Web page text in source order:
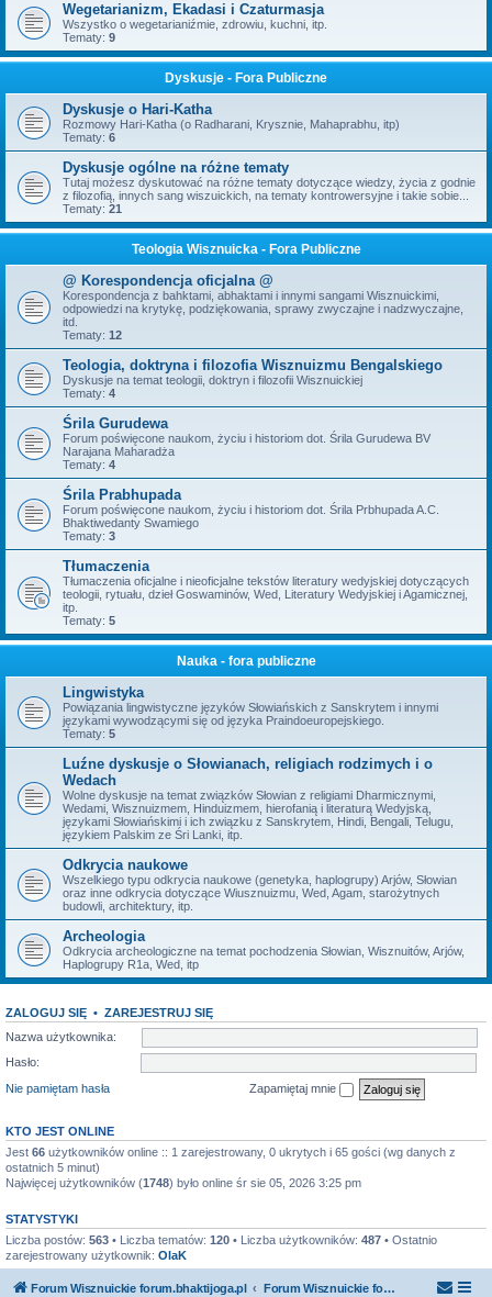
Wegetarianizm, Ekadasi i Czaturmasja
Wszystko o wegetarianiźmie, zdrowiu, kuchni, itp.
Tematy: 9
Dyskusje - Fora Publiczne
Dyskusje o Hari-Katha
Rozmowy Hari-Katha (o Radharani, Krysznie, Mahaprabhu, itp)
Tematy: 6
Dyskusje ogólne na różne tematy
Tutaj możesz dyskutować na różne tematy dotyczące wiedzy, życia z godnie
z filozofią, innych sang wiszuickich, na tematy kontrowersyjne i takie sobie...
Tematy: 21
Teologia Wisznuicka - Fora Publiczne
@ Korespondencja oficjalna @
Korespondencja z bahktami, abhaktami i innymi sangami Wisznuickimi,
odpowiedzi na krytykę, podziękowania, sprawy zwyczajne i nadzwyczajne,
itd.
Tematy: 12
Teologia, doktryna i filozofia Wisznuizmu Bengalskiego
Dyskusje na temat teologii, doktryn i filozofii Wisznuickiej
Tematy: 4
Śrila Gurudewa
Forum poświęcone naukom, życiu i historiom dot. Śrila Gurudewa BV
Narajana Maharadża
Tematy: 4
Śrila Prabhupada
Forum poświęcone naukom, życiu i historiom dot. Śrila Prbhupada A.C.
Bhaktiwedanty Swamiego
Tematy: 3
Tłumaczenia
Tłumaczenia oficjalne i nieoficjalne tekstów literatury wedyjskiej dotyczących
teologii, rytuału, dzieł Goswaminów, Wed, Literatury Wedyjskiej i Agamicznej,
itp.
Tematy: 5
Nauka - fora publiczne
Lingwistyka
Powiązania lingwistyczne języków Słowiańskich z Sanskrytem i innymi
językami wywodzącymi się od języka Praindoeuropejskiego.
Tematy: 5
Luźne dyskusje o Słowianach, religiach rodzimych i o
Wedach
Wolne dyskusje na temat związków Słowian z religiami Dharmicznymi,
Wedami, Wisznuizmem, Hinduizmem, hierofanią i literaturą Wedyjską,
językami Słowiańskimi i ich związku z Sanskrytem, Hindi, Bengali, Telugu,
językiem Palskim ze Śri Lanki, itp.
Odkrycia naukowe
Wszelkiego typu odkrycia naukowe (genetyka, haplogrupy) Arjów, Słowian
oraz inne odkrycia dotyczące Wiusznuizmu, Wed, Agam, starożytnych
budowli, architektury, itp.
Archeologia
Odkrycia archeologiczne na temat pochodzenia Słowian, Wisznuitów, Arjów,
Haplogrupy R1a, Wed, itp
ZALOGUJ SIĘ • ZAREJESTRUJ SIĘ
Nazwa użytkownika:
Hasło:
Nie pamiętam hasła
Zapamiętaj mnie
KTO JEST ONLINE
Jest 66 użytkowników online :: 1 zarejestrowany, 0 ukrytych i 65 gości (wg danych z
ostatnich 5 minut)
Najwięcej użytkowników (1748) było online śr sie 05, 2026 3:25 pm
STATYSTYKI
Liczba postów: 563 • Liczba tematów: 120 • Liczba użytkowników: 487 • Ostatnio
zarejestrowany użytkownik: OlaK
Forum Wisznuickie forum.bhaktijoga.pl Forum Wisznuickie forum.bhaktijoga.pl